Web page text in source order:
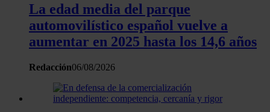
La edad media del parque
automovilístico español vuelve a
aumentar en 2025 hasta los 14,6 años
Redacción06/08/2026